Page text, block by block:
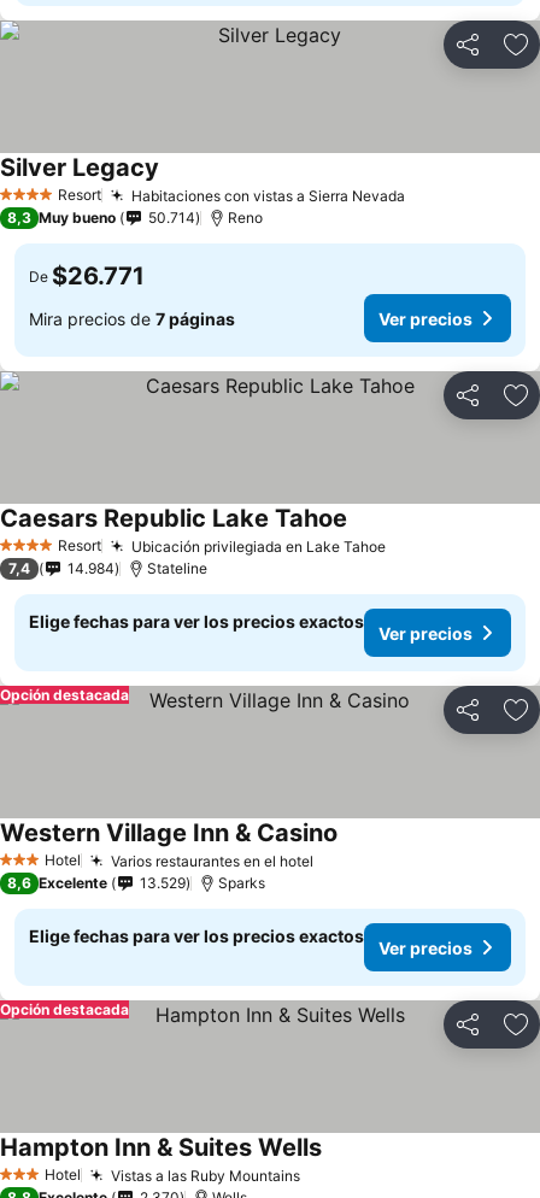
Compartir
4 EstrellasResort Habitaciones con vistas a Sierra Nevada
Silver Legacy
8,3 Muy bueno 50.714 Reno
De $26.771
Mira precios de 7 páginas Ver precios
Compartir
4 EstrellasResort Ubicación privilegiada en Lake Tahoe
Caesars Republic Lake Tahoe
7,4 14.984 Stateline
Elige fechas para ver los precios exactos
Ver precios
Compartir
Opción destacada
3 Estrellas
Hotel Varios restaurantes en el hotel
Western Village Inn & Casino
8,6 Excelente 13.529 Sparks
Elige fechas para ver los precios exactos
Ver precios
Compartir
Opción destacada
3 Estrellas
Hotel Vistas a las Ruby Mountains
Hampton Inn & Suites Wells